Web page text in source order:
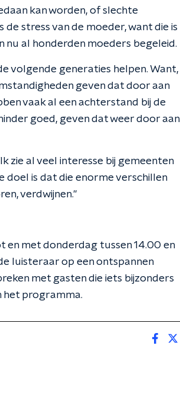
kan worden, of slechte
stress van de moeder, want die is
nu al honderden moeders begeleid.
volgende generaties helpen. Want,
geven dat door aan
vaak al een achterstand bij de
goed, geven dat weer door aan
zie al veel interesse bij gemeenten
doel is dat die enorme verschillen
verdwijnen."
en met donderdag tussen 14.00 en
luisteraar op een ontspannen
met gasten die iets bijzonders
het programma.